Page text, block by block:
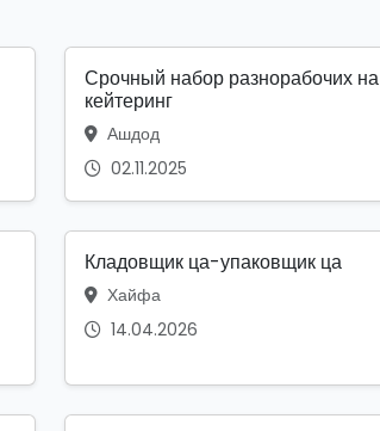
Срочный набор разнорабочих на
кейтеринг
Ашдод
02.11.2025
Кладовщик ца-упаковщик ца
Хайфа
14.04.2026